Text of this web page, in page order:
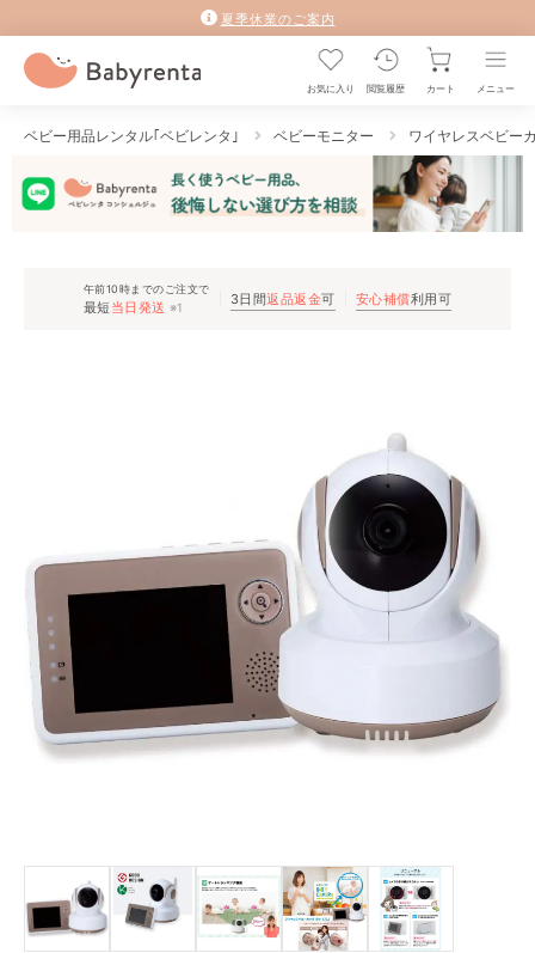
夏季休業のご案内
お気に入り 閲覧履歴 カート メニュー
ベビー用品レンタル｢ベビレンタ｣ ベビーモニター ワイヤレスベビー
午前10時までのご注文で
最短 当日発送 ※1 3日間返品返金可 安心補償利用可